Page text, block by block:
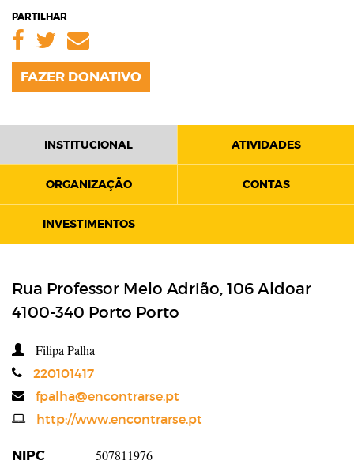
PARTILHAR
Facebook
Twitter
Email
FAZER DONATIVO
INSTITUCIONAL ATIVIDADES
ORGANIZAÇÃO CONTAS
INVESTIMENTOS
Rua Professor Melo Adrião, 106 Aldoar
4100-340 Porto Porto
Filipa Palha
Telefone
220101417
Emailfpalha@encontrarse.pt
Websitehttp://www.encontrarse.pt
NIPC 507811976